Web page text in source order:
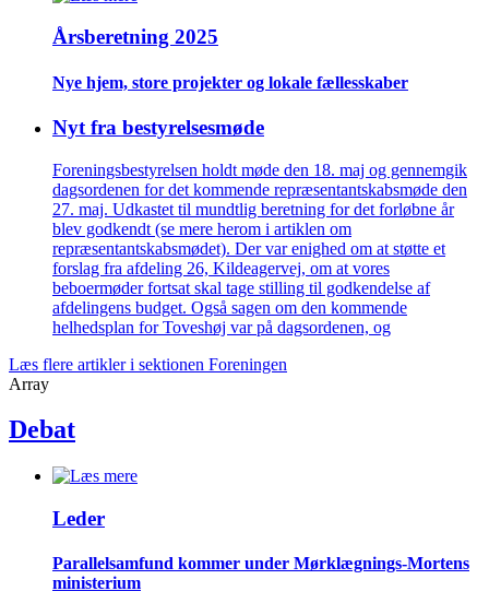
Årsberetning 2025
Nye hjem, store projekter og lokale fælles­skaber
Nyt fra bestyrelsesmøde
Foreningsbestyrelsen holdt møde den 18. maj og gennemgik
dagsordenen for det kommende repræsentantskabsmøde den
27. maj. Udkastet til mundtlig beretning for det forløbne år
blev godkendt (se mere herom i artiklen om
repræsentantskabsmødet). Der var enighed om at støtte et
forslag fra afdeling 26, Kildeagervej, om at vores
beboermøder fortsat skal tage stilling til godkendelse af
afdelingens budget. Også sagen om den kommende
helhedsplan for Toveshøj var på dagsordenen, og
Læs flere artikler i sektionen Foreningen
Array
Debat
Leder
Parallelsamfund kommer under Mørklægnings-Mortens
ministerium